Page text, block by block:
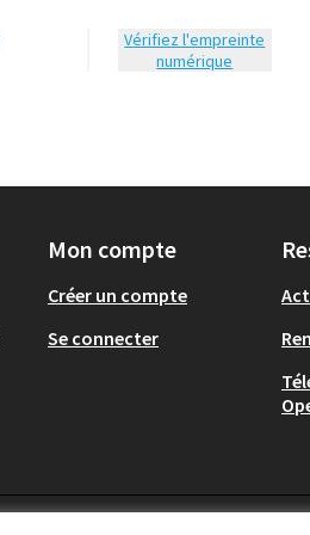
Vérifiez l'empreinte
numérique
Mon compte
Créer un compte
Se connecter